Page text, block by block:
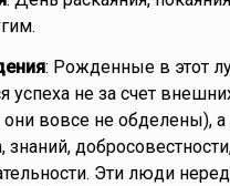
: Рожденные в этот
успеха не за счет
вовсе не обделены),
знаний,
Эти люди